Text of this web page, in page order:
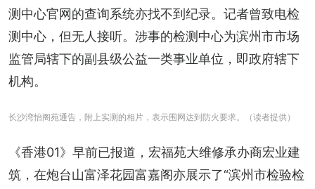
测中心官网的查询系统亦找不到纪录。记者曾致电检
测中心，但无人接听。涉事的检测中心为滨州市市场
监管局辖下的副县级公益一类事业单位，即政府辖下
机构。
长沙湾怡阁苑通告，附上实测的相片，表示围网达到防火要求。（读者提供）
《香港01》早前已报道，宏福苑大维修承办商宏业建
筑，在炮台山富泽花园富嘉阁亦展示了“滨州市检验检